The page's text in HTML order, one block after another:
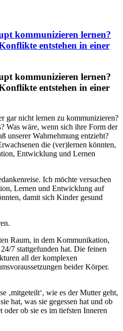
kommunizieren lernen?
entstehen in einer
kommunizieren lernen?
entstehen in einer
gar nicht lernen zu kommunizieren?
Was wäre, wenn sich ihre Form der
unserer Wahrnehmung entzieht?
die (ver)lernen könnten,
Entwicklung und Lernen
Ich möchte versuchen
Lernen und Entwicklung auf
damit sich Kinder gesund
Raum, in dem Kommunikation,
7 stattgefunden hat. Die feinen
all der komplexen
beider Körper.
‚mitgeteilt‘, wie es der Mutter geht,
hat, was sie gegessen hat und ob
ob sie es im tiefsten Inneren